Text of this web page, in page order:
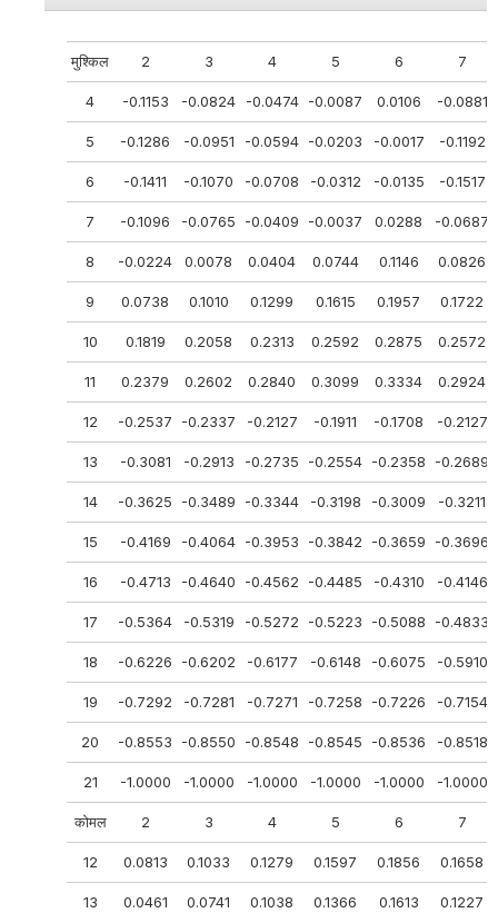
मुश्किल 2 3 4 5 6 7
4 -0.1153 -0.0824 -0.0474 -0.0087 0.0106 -0.0881
5 -0.1286 -0.0951 -0.0594 -0.0203 -0.0017 -0.1192
6 -0.1411 -0.1070 -0.0708 -0.0312 -0.0135 -0.1517
7 -0.1096 -0.0765 -0.0409 -0.0037 0.0288 -0.0687
8 -0.0224 0.0078 0.0404 0.0744 0.1146 0.0826
9 0.0738 0.1010 0.1299 0.1615 0.1957 0.1722
10 0.1819 0.2058 0.2313 0.2592 0.2875 0.2572
11 0.2379 0.2602 0.2840 0.3099 0.3334 0.2924
12 -0.2537 -0.2337 -0.2127 -0.1911 -0.1708 -0.2127
13 -0.3081 -0.2913 -0.2735 -0.2554 -0.2358 -0.2689
14 -0.3625 -0.3489 -0.3344 -0.3198 -0.3009 -0.3211
15 -0.4169 -0.4064 -0.3953 -0.3842 -0.3659 -0.3696
16 -0.4713 -0.4640 -0.4562 -0.4485 -0.4310 -0.4146
17 -0.5364 -0.5319 -0.5272 -0.5223 -0.5088 -0.4833
18 -0.6226 -0.6202 -0.6177 -0.6148 -0.6075 -0.5910
19 -0.7292 -0.7281 -0.7271 -0.7258 -0.7226 -0.7154
20 -0.8553 -0.8550 -0.8548 -0.8545 -0.8536 -0.8518
21 -1.0000 -1.0000 -1.0000 -1.0000 -1.0000 -1.0000
कोमल 2 3 4 5 6 7
12 0.0813 0.1033 0.1279 0.1597 0.1856 0.1658
13 0.0461 0.0741 0.1038 0.1366 0.1613 0.1227